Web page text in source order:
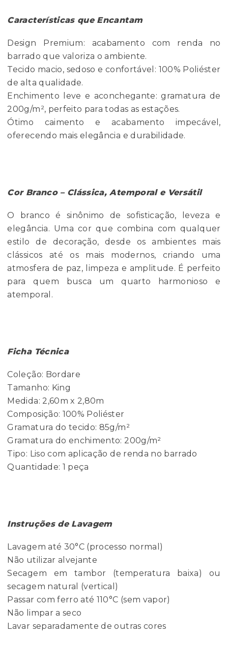
Características que Encantam
Design Premium: acabamento com renda no
barrado que valoriza o ambiente.
Tecido macio, sedoso e confortável: 100% Poliéster
de alta qualidade.
Enchimento leve e aconchegante: gramatura de
200g/m², perfeito para todas as estações.
Ótimo caimento e acabamento impecável,
oferecendo mais elegância e durabilidade.
Cor Branco – Clássica, Atemporal e Versátil
O branco é sinônimo de sofisticação, leveza e
elegância. Uma cor que combina com qualquer
estilo de decoração, desde os ambientes mais
clássicos até os mais modernos, criando uma
atmosfera de paz, limpeza e amplitude. É perfeito
para quem busca um quarto harmonioso e
atemporal.
Ficha Técnica
Coleção: Bordare
Tamanho: King
Medida: 2,60m x 2,80m
Composição: 100% Poliéster
Gramatura do tecido: 85g/m²
Gramatura do enchimento: 200g/m²
Tipo: Liso com aplicação de renda no barrado
Quantidade: 1 peça
Instruções de Lavagem
Lavagem até 30°C (processo normal)
Não utilizar alvejante
Secagem em tambor (temperatura baixa) ou
secagem natural (vertical)
Passar com ferro até 110°C (sem vapor)
Não limpar a seco
Lavar separadamente de outras cores